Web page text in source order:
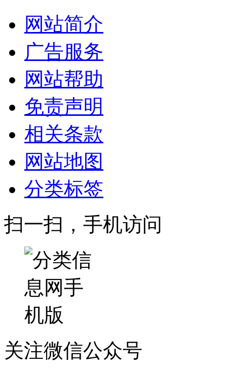
网站简介
广告服务
网站帮助
免责声明
相关条款
网站地图
分类标签
扫一扫，手机访问
关注微信公众号